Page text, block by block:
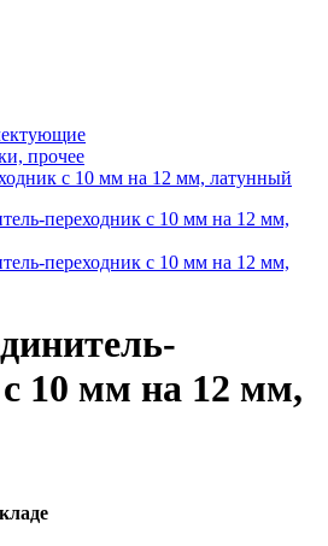
прочее
с 10 мм на 12 мм, латунный
с 10 мм на 12 мм,